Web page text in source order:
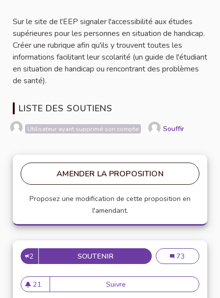
Sur le site de l'EEP signaler l'accessibilité aux études
supérieures pour les personnes en situation de handicap.
Créer une rubrique afin qu'ils y trouvent toutes les
informations facilitant leur scolarité (un guide de l'étudiant
en situation de handicap ou rencontrant des problèmes
de santé).
LISTE DES SOUTIENS
Utilisateur ayant supprimé son compte Souffir
AMENDER LA PROPOSITION
Proposez une modification de cette proposition en
l'amendant.
2 SOUTENIRINCLUSION DES ÉTUDIANTS
Inclusion des
73
21
21 abonnés
Suivre Inclusion des étudiants en